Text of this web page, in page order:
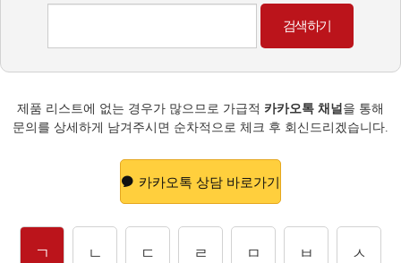
제품 리스트에 없는 경우가 많으므로 가급적 카카오톡 채널 을 통해
문의를 상세하게 남겨주시면 순차적으로 체크 후 회신드리겠습니다.
카카오톡 상담 바로가기
ㄱ ㄴ ㄷ ㄹ ㅁ ㅂ ㅅ